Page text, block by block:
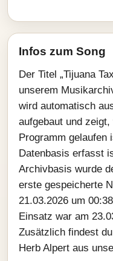
Infos zum Song
Der Titel „Tijuana
unserem
wird automatisch
aufgebaut und
Programm gelaufen
Datenbasis erfasst
Archivbasis wurde
erste gespeicherte
21.03.2026 um
Einsatz war am
Zusätzlich findest
Herb Alpert aus